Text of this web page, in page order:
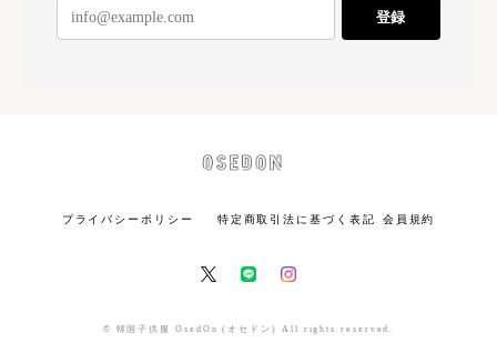
登録
プライバシーポリシー 特定商取引法に基づく表記 会員規約
© 韓国子供服 OsedOn (オセドン) All rights reserved.